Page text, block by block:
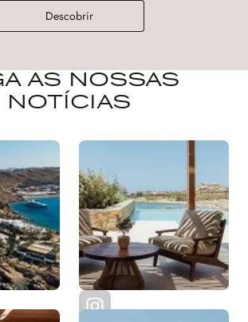
Descobrir
AS NOSSAS
NOTÍCIAS